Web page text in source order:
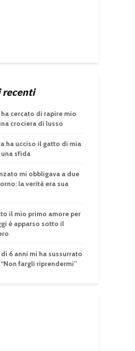
cercato di rapire mio
crociera di lusso
ha ucciso il gatto di mia
sfida
mi obbligava a due
la verità era sua
il mio primo amore per
è apparso sotto il
6 anni mi ha sussurrato
fargli riprendermi”